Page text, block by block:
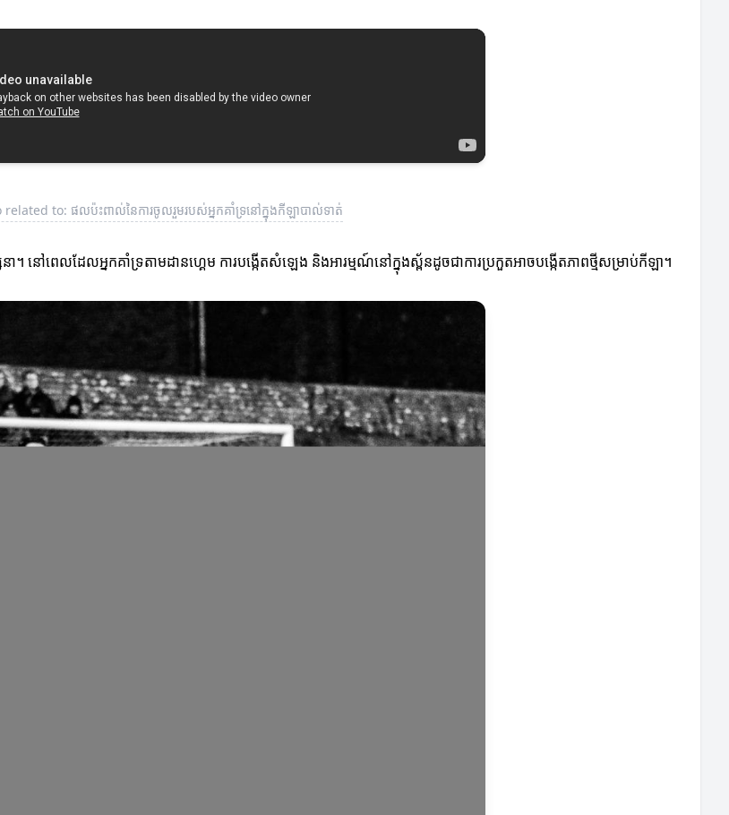
to: ផលប៉ះពាល់នៃការចូលរួមរបស់អ្នកគាំទ្រនៅក្នុងកីឡាបាល់ទាត់
នៅពេលដែលអ្នកគាំទ្រតាមដានហ្គេម ការបង្កើតសំឡេង និងអារម្មណ៍នៅក្នុងស្ព័នដូចជាការប្រកួតអាចបង្កើតភាពថ្មីសម្រាប់កីឡា។